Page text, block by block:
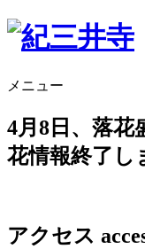
メニュー
4月8日、落花
花情報終了し
アクセス